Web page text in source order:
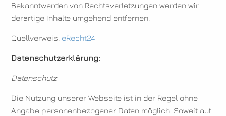
Bekanntwerden von Rechtsverletzungen werden wir
derartige Inhalte umgehend entfernen.
Quellverweis: eRecht24
Datenschutzerklärung:
Datenschutz
Die Nutzung unserer Webseite ist in der Regel ohne
Angabe personenbezogener Daten möglich. Soweit auf